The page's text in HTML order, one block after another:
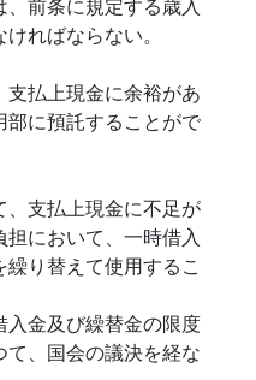
ればならない。
支払上現金に余裕があ
部に預託することがで
、支払上現金に不足が
において、一時借入
り替えて使用するこ
金及び繰替金の限度
、国会の議決を経な